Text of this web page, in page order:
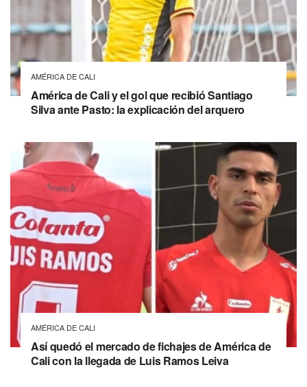
AMÉRICA DE CALI
América de Cali y el gol que recibió Santiago
Silva ante Pasto: la explicación del arquero
AMÉRICA DE CALI
Así quedó el mercado de fichajes de América de
Cali con la llegada de Luis Ramos Leiva